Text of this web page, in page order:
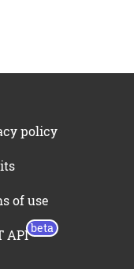
policy
of use
API